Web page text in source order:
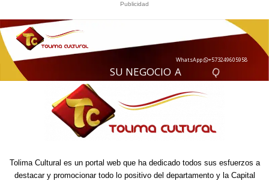
Publicidad
SU NEGOCIO AQ
WhatsApp +573249605958
Tolima Cultural es un portal web que ha dedicado todos sus esfuerzos a
destacar y promocionar todo lo positivo del departamento y la Capital